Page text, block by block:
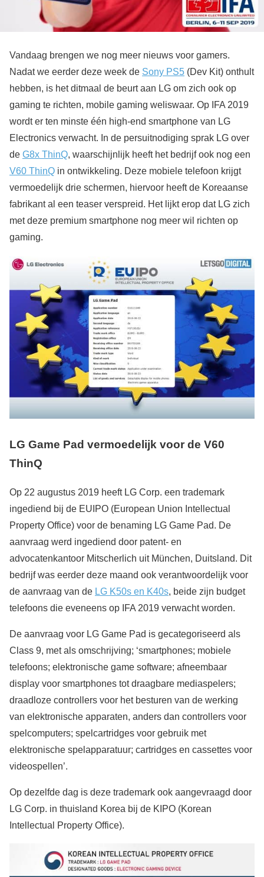
Vandaag brengen we nog meer nieuws voor gamers.
Nadat we eerder deze week de Sony PS5 (Dev Kit) onthult
hebben, is het ditmaal de beurt aan LG om zich ook op
gaming te richten, mobile gaming weliswaar. Op IFA 2019
wordt er ten minste één high-end smartphone van LG
Electronics verwacht. In de persuitnodiging sprak LG over
de G8x ThinQ, waarschijnlijk heeft het bedrijf ook nog een
V60 ThinQ in ontwikkeling. Deze mobiele telefoon krijgt
vermoedelijk drie schermen, hiervoor heeft de Koreaanse
fabrikant al een teaser verspreid. Het lijkt erop dat LG zich
met deze premium smartphone nog meer wil richten op
gaming.
LG Game Pad vermoedelijk voor de V60
ThinQ
Op 22 augustus 2019 heeft LG Corp. een trademark
ingediend bij de EUIPO (European Union Intellectual
Property Office) voor de benaming LG Game Pad. De
aanvraag werd ingediend door patent- en
advocatenkantoor Mitscherlich uit München, Duitsland. Dit
bedrijf was eerder deze maand ook verantwoordelijk voor
de aanvraag van de LG K50s en K40s, beide zijn budget
telefoons die eveneens op IFA 2019 verwacht worden.
De aanvraag voor LG Game Pad is gecategoriseerd als
Class 9, met als omschrijving; ‘smartphones; mobiele
telefoons; elektronische game software; afneembaar
display voor smartphones tot draagbare mediaspelers;
draadloze controllers voor het besturen van de werking
van elektronische apparaten, anders dan controllers voor
spelcomputers; spelcartridges voor gebruik met
elektronische spelapparatuur; cartridges en cassettes voor
videospellen’.
Op dezelfde dag is deze trademark ook aangevraagd door
LG Corp. in thuisland Korea bij de KIPO (Korean
Intellectual Property Office).